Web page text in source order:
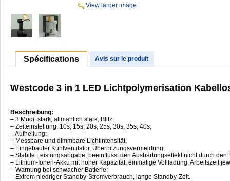
View larger image
Spécifications Avis sur le produit
Westcode 3 in 1 LED Lichtpolymerisation
Beschreibung:
– 3 Modi: stark, allmählich stark, Blitz;
– Zeiteinstellung: 10s, 15s, 20s, 25s, 30s, 35s, 40s;
– Aufhellung;
– Messbare und dimmbare Lichtintensität;
– Eingebauter Kühlventilator, Überhitzungsvermeidung;
– Stabile Leistungsabgabe, beeinflusst den Aushärtungseffekt nicht durch den
– Lithium-Ionen-Akku mit hoher Kapazität, einmalige Vollladung, Arbeitszeit
– Warnung bei schwacher Batterie;
– Extrem niedriger Standby-Stromverbrauch, lange Standby-Zeit.